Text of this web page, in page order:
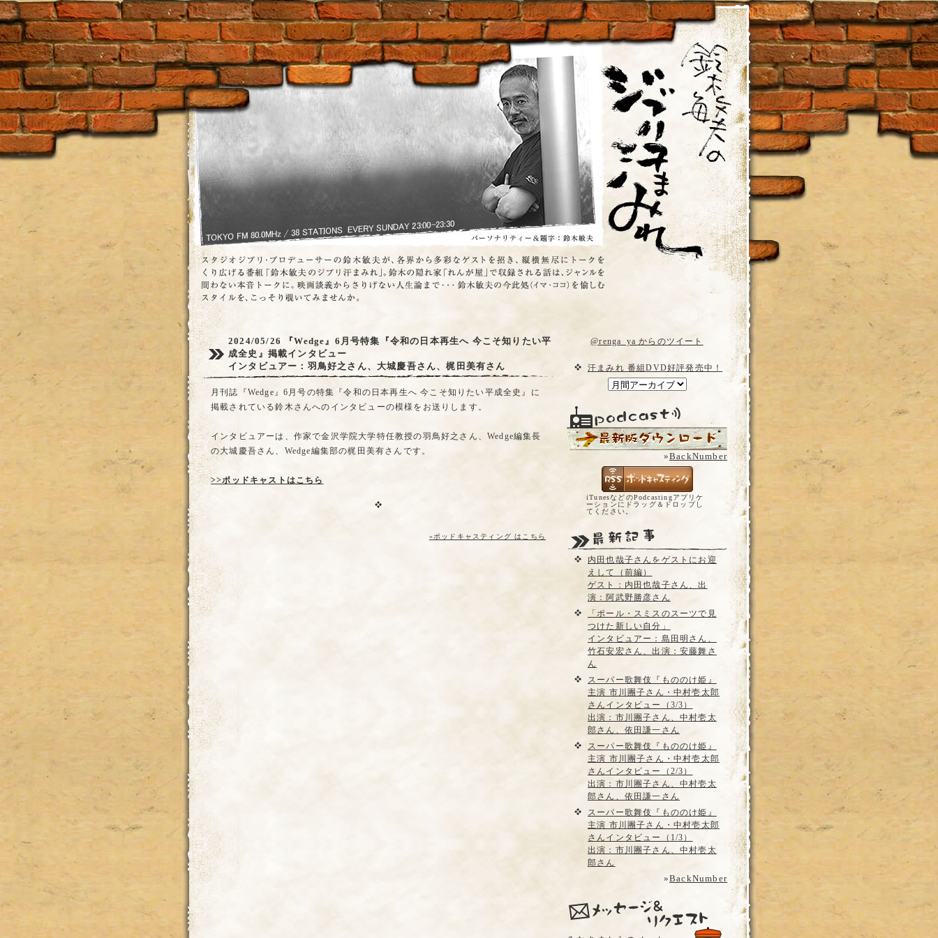
2024/05/26
『Wedge』6月号特集『令和の日本再生へ 今こそ知りたい平
成全史』掲載インタビュー
インタビュアー：羽鳥好之さん、大城慶吾さん、梶田美有さん
月刊誌『Wedge』6月号の特集『令和の日本再生へ 今こそ知りたい平成全史』に
掲載されている鈴木さんへのインタビューの模様をお送りします。
インタビュアーは、作家で金沢学院大学特任教授の羽鳥好之さん、Wedge編集長
の大城慶吾さん、Wedge編集部の梶田美有さんです。
>>ポッドキャストはこちら
»ポッドキャスティング はこちら
@renga_ya からのツイート
汗まみれ 番組DVD好評発売中！
»BackNumber
iTunesなどのPodcastingアプリケ
ーションにドラッグ＆ドロップし
てください。
内田也哉子さんをゲストにお迎
えして（前編）
ゲスト：内田也哉子さん、出
演：阿武野勝彦さん
「ポール・スミスのスーツで見
つけた新しい自分」
インタビュアー：島田明さん、
竹石安宏さん、出演：安藤舞さ
ん
スーパー歌舞伎『もののけ姫』
主演 市川團子さん・中村壱太郎
さんインタビュー（3/3）
出演：市川團子さん、中村壱太
郎さん、依田謙一さん
スーパー歌舞伎『もののけ姫』
主演 市川團子さん・中村壱太郎
さんインタビュー（2/3）
出演：市川團子さん、中村壱太
郎さん、依田謙一さん
スーパー歌舞伎『もののけ姫』
主演 市川團子さん・中村壱太郎
さんインタビュー（1/3）
出演：市川團子さん、中村壱太
郎さん
»BackNumber